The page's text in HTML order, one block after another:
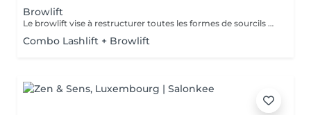
Browlift
Le browlift vise à restructurer toutes les formes de sourcils et à mettre en valeur leur caractère naturel, ce qui a pour effet d'intensifier le regard.
Combo Lashlift + Browlift